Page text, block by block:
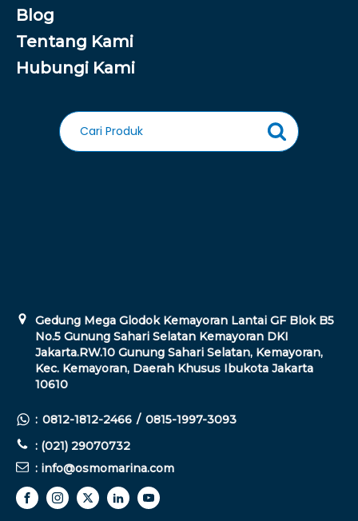
Blog
Tentang Kami
Hubungi Kami
Gedung Mega Glodok Kemayoran Lantai GF Blok B5
No.5 Gunung Sahari Selatan Kemayoran DKI
Jakarta.RW.10 Gunung Sahari Selatan, Kemayoran,
Kec. Kemayoran, Daerah Khusus Ibukota Jakarta
10610
: 0812-1812-2466 / 0815-1997-3093
: (021) 29070732
: info@osmomarina.com